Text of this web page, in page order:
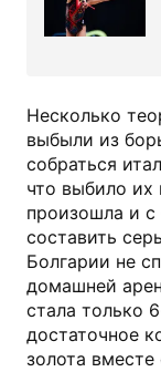
Несколько
выбыли из
собраться
что выбило их
произошла и
составить
Болгарии не
домашней
стала только
достаточное
золота